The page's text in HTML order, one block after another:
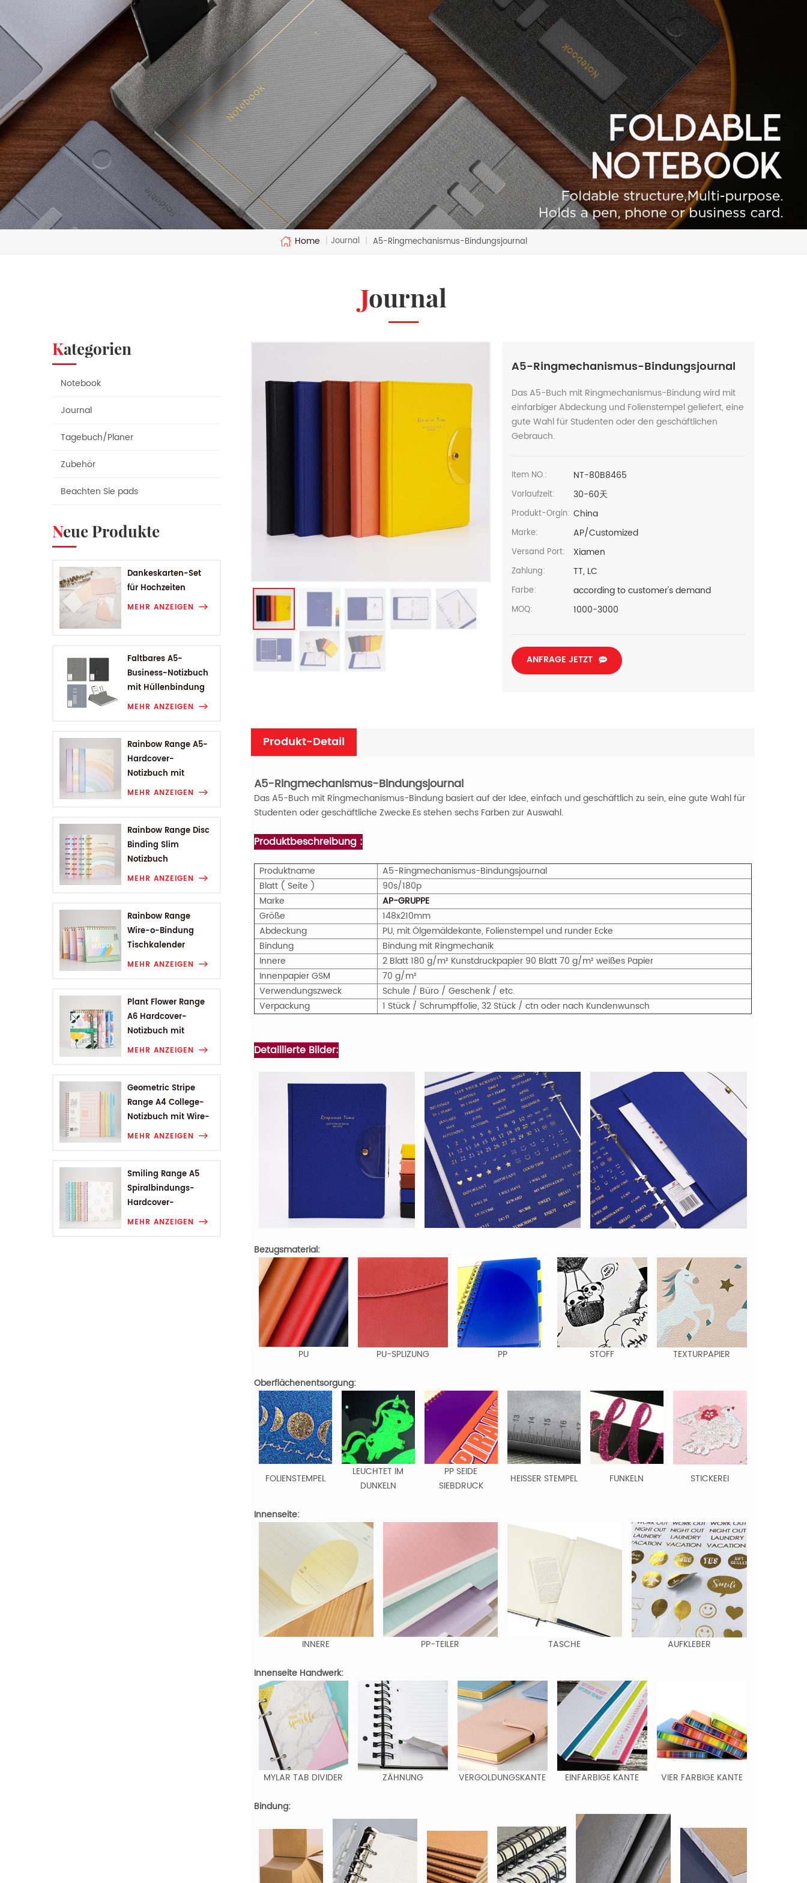
Home | Journal | A5-Ringmechanismus-Bindungsjournal
Journal
Kategorien
Notebook
Journal
Tagebuch/Planer
Zubehör
Beachten Sie pads
Neue Produkte
Dankeskarten-Set
für Hochzeiten
MEHR ANZEIGEN
Faltbares A5-
Business-Notizbuch
mit Hüllenbindung
MEHR ANZEIGEN
Rainbow Range A5-
Hardcover-
Notizbuch mit
Hüllenbindung
MEHR ANZEIGEN
Rainbow Range Disc
Binding Slim
Notizbuch
MEHR ANZEIGEN
Rainbow Range
Wire-o-Bindung
Tischkalender
MEHR ANZEIGEN
Plant Flower Range
A6 Hardcover-
Notizbuch mit
Drahtbindung
MEHR ANZEIGEN
Geometric Stripe
Range A4 College-
Notizbuch mit Wire-
O-Bindung
MEHR ANZEIGEN
Smiling Range A5
Spiralbindungs-
Hardcover-
Studentennotizbuch
MEHR ANZEIGEN
A5-Ringmechanismus-Bindungsjournal
Das A5-Buch mit Ringmechanismus-Bindung wird mit
einfarbiger Abdeckung und Folienstempel geliefert, eine
gute Wahl für Studenten oder den geschäftlichen
Gebrauch.
Item NO.: NT-80B8465
Vorlaufzeit: 30-60天
Produkt-Orgin: China
Marke: AP/Customized
Versand Port: Xiamen
Zahlung: TT, LC
Farbe: according to customer's demand
MOQ: 1000-3000
ANFRAGE JETZT
Produkt-Detail
A5-Ringmechanismus-Bindungsjournal
Das A5-Buch mit Ringmechanismus-Bindung basiert auf der Idee, einfach und geschäftlich zu sein, eine gute Wahl für
Studenten oder geschäftliche Zwecke.Es stehen sechs Farben zur Auswahl.
Produktbeschreibung :
Produktname
A5-Ringmechanismus-Bindungsjournal
Blatt ( Seite )
90s/180p
Marke
AP-GRUPPE
Größe
148x210mm
Abdeckung
PU, mit Ölgemäldekante, Folienstempel und runder Ecke
Bindung
Bindung mit Ringmechanik
Innere
2 Blatt 180 g/m² Kunstdruckpapier 90 Blatt 70 g/m² weißes Papier
Innenpapier GSM
70 g/m²
Verwendungszweck
Schule / Büro / Geschenk / etc.
Verpackung
1 Stück / Schrumpffolie, 32 Stück / ctn oder nach Kundenwunsch
Detaillierte Bilder:
Bezugsmaterial:
PU PU-SPLIZUNG PP STOFF TEXTURPAPIER
Oberflächenentsorgung:
FOLIENSTEMPEL
LEUCHTET IM
DUNKELN
PP SEIDE
SIEBDRUCK
HEISSER STEMPEL FUNKELN STICKEREI
Innenseite:
INNERE PP-TEILER TASCHE AUFKLEBER
Innenseite Handwerk:
MYLAR TAB DIVIDER ZÄHNUNG VERGOLDUNGSKANTE EINFARBIGE KANTE VIER FARBIGE KANTE
Bindung: